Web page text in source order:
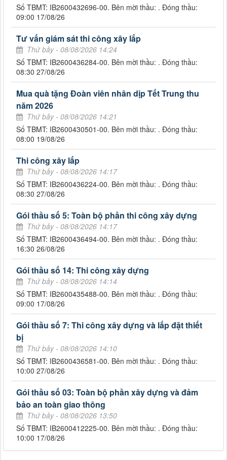
Số TBMT: IB2600432696-00. Bên mời thầu: . Đóng thầu:
09:00 17/08/26
Tư vấn giám sát thi công xây lắp
Thứ bảy - 08/08/2026 14:24
Số TBMT: IB2600436284-00. Bên mời thầu: . Đóng thầu:
08:30 27/08/26
Mua quà tặng Đoàn viên nhân dịp Tết Trung thu
năm 2026
Thứ bảy - 08/08/2026 14:21
Số TBMT: IB2600430501-00. Bên mời thầu: . Đóng thầu:
08:00 19/08/26
Thi công xây lắp
Thứ bảy - 08/08/2026 14:17
Số TBMT: IB2600436224-00. Bên mời thầu: . Đóng thầu:
08:30 27/08/26
Gói thầu số 5: Toàn bộ phần thi công xây dựng
Thứ bảy - 08/08/2026 14:17
Số TBMT: IB2600436494-00. Bên mời thầu: . Đóng thầu:
16:30 26/08/26
Gói thầu số 14: Thi công xây dựng
Thứ bảy - 08/08/2026 14:14
Số TBMT: IB2600435488-00. Bên mời thầu: . Đóng thầu:
09:00 17/08/26
Gói thầu số 7: Thi công xây dựng và lắp đặt thiết
bị
Thứ bảy - 08/08/2026 14:10
Số TBMT: IB2600436581-00. Bên mời thầu: . Đóng thầu:
10:00 27/08/26
Gói thầu số 03: Toàn bộ phần xây dựng và đảm
bảo an toàn giao thông
Thứ bảy - 08/08/2026 13:50
Số TBMT: IB2600412225-00. Bên mời thầu: . Đóng thầu:
10:00 17/08/26